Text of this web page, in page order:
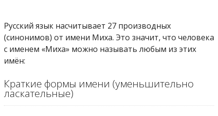
Русский язык насчитывает 27 производных
(синонимов) от имени Миха. Это значит, что человека
с именем «Миха» можно называть любым из этих
имён:
Краткие формы имени (уменьшительно
ласкательные)